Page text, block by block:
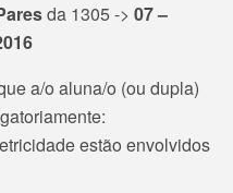
da 1305 ->07 –
a/o aluna/o (ou dupla)
estão envolvidos